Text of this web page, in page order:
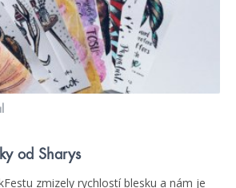
od Sharys
zmizely rychlostí blesku a nám je